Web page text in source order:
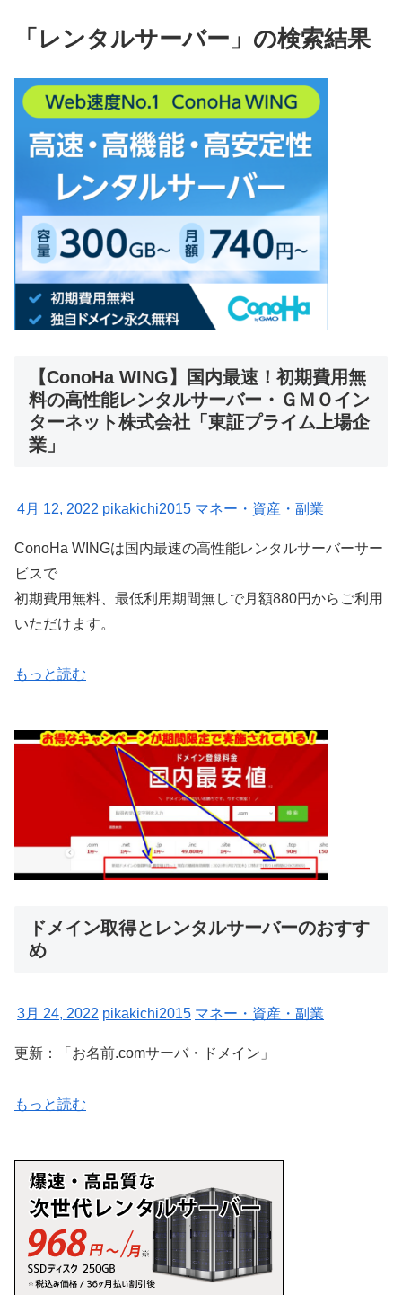
「レンタルサーバー」の検索結果
【ConoHa WING】国内最速！初期費用無
料の高性能レンタルサーバー・ＧＭＯイン
ターネット株式会社「東証プライム上場企
業」
4月 12, 2022 pikakichi2015 マネー・資産・副業
ConoHa WINGは国内最速の高性能レンタルサーバーサー
ビスで
初期費用無料、最低利用期間無しで月額880円からご利用
いただけます。
もっと読む
ドメイン取得とレンタルサーバーのおすす
め
3月 24, 2022 pikakichi2015 マネー・資産・副業
更新：「お名前.comサーバ・ドメイン」
もっと読む